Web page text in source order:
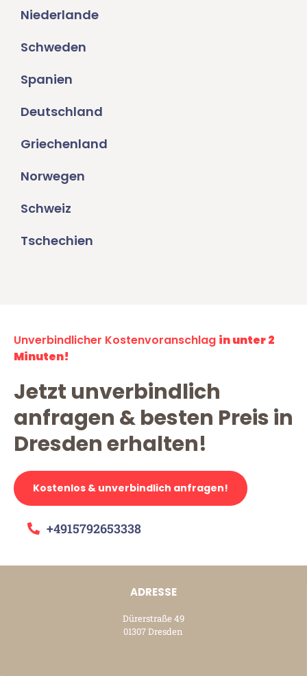
Niederlande
Schweden
Spanien
Deutschland
Griechenland
Norwegen
Schweiz
Tschechien
Unverbindlicher Kostenvoranschlag in unter 2
Minuten!
Jetzt unverbindlich
anfragen & besten Preis in
Dresden erhalten!
Kostenlos & unverbindlich anfragen!
+4915792653338
ADRESSE
Dürerstraße 49
01307 Dresden